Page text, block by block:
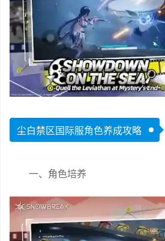
尘白禁区国际服角色养成攻略
一、角色培养